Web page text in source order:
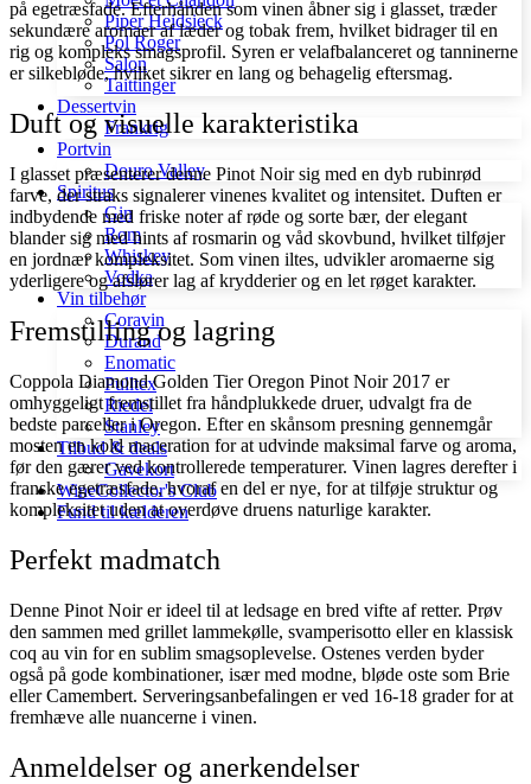
Piper Heidsieck
Pol Roger
Salon
Taittinger
Dessertvin
Frankrig
Portvin
Douro Valley
Spiritus
Gin
Rom
Whiskey
Vodka
Vin tilbehør
Coravin
Durand
Enomatic
Pulltex
Riedel
Stanley
Tilbud & deals
Gavekort
WineCollector's Club
Fund til kælderen
på egetræsfade. Efterhånden som vinen åbner sig i glasset, træder
sekundære aromaer af læder og tobak frem, hvilket bidrager til en
rig og kompleks smagsprofil. Syren er velafbalanceret og tanninerne
er silkebløde, hvilket sikrer en lang og behagelig eftersmag.
Duft og visuelle karakteristika
I glasset præsenterer denne Pinot Noir sig med en dyb rubinrød
farve, der straks signalerer vinenes kvalitet og intensitet. Duften er
indbydende med friske noter af røde og sorte bær, der elegant
blander sig med hints af rosmarin og våd skovbund, hvilket tilføjer
en jordnær kompleksitet. Som vinen iltes, udvikler aromaerne sig
yderligere og afslører lag af krydderier og en let røget karakter.
Fremstilling og lagring
Coppola Diamond Golden Tier Oregon Pinot Noir 2017 er
omhyggeligt fremstillet fra håndplukkede druer, udvalgt fra de
bedste parceller i Oregon. Efter en skånsom presning gennemgår
mosten en kold maceration for at udvinde maksimal farve og aroma,
før den gærer ved kontrollerede temperaturer. Vinen lagres derefter i
franske egetræsfade, hvoraf en del er nye, for at tilføje struktur og
kompleksitet uden at overdøve druens naturlige karakter.
Perfekt madmatch
Denne Pinot Noir er ideel til at ledsage en bred vifte af retter. Prøv
den sammen med grillet lammekølle, svamperisotto eller en klassisk
coq au vin for en sublim smagsoplevelse. Ostenes verden byder
også på gode kombinationer, især med modne, bløde oste som Brie
eller Camembert. Serveringsanbefalingen er ved 16-18 grader for at
fremhæve alle nuancerne i vinen.
Anmeldelser og anerkendelser